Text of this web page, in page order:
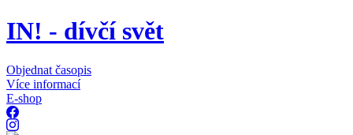
IN! - dívčí svět
Objednat časopis
Více informací
E-shop